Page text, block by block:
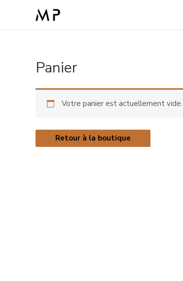
Panier
Votre panier est actuellement vide.
Retour à la boutique